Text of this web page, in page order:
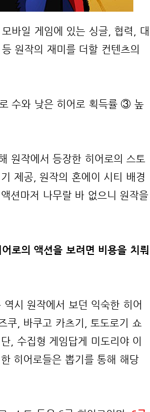
바일 게임에 있는 싱글, 협력, 대
원작의 재미를 더할 컨텐츠의
수와 낮은 히어로 획득률 ③ 높
원작에서 등장한 히어로의 스토
제공, 원작의 혼에이 시티 배경
션마저 나무랄 바 없으니 원작을
로의 액션을 보려면 비용을 치뤄
시 원작에서 보던 익숙한 히어
쿠, 바쿠고 카츠기, 토도로기 쇼
, 수집형 게임답게 미도리야 이
히어로들은 뽑기를 통해 해당